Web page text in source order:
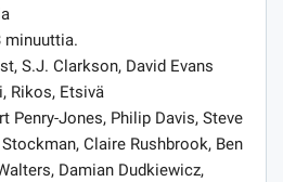
minuuttia.
S.J. Clarkson, David Evans
Rikos, Etsivä
Penry-Jones, Philip Davis, Steve
Claire Rushbrook, Ben
Damian Dudkiewicz,